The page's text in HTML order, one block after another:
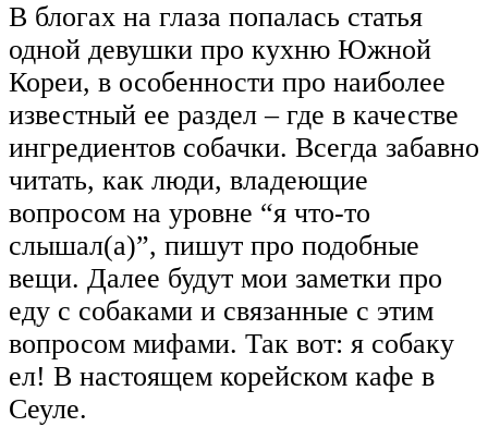
В блогах на глаза попалась статья
одной девушки про кухню Южной
Кореи, в особенности про наиболее
известный ее раздел – где в качестве
ингредиентов собачки. Всегда забавно
читать, как люди, владеющие
вопросом на уровне “я что-то
слышал(а)”, пишут про подобные
вещи. Далее будут мои заметки про
еду с собаками и связанные с этим
вопросом мифами. Так вот: я собаку
ел! В настоящем корейском кафе в
Сеуле.